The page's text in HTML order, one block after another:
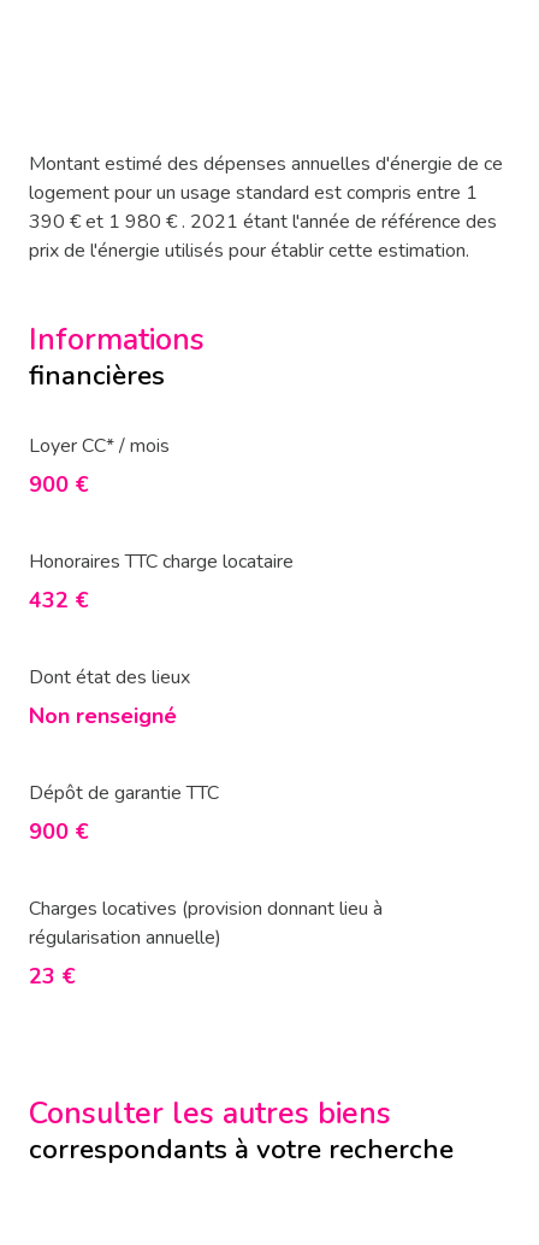
Montant estimé des dépenses annuelles d'énergie de ce
logement pour un usage standard est compris entre 1
390 € et 1 980 € . 2021 étant l'année de référence des
prix de l'énergie utilisés pour établir cette estimation.
Informations
financières
Loyer CC* / mois
900 €
Honoraires TTC charge locataire
432 €
Dont état des lieux
Non renseigné
Dépôt de garantie TTC
900 €
Charges locatives (provision donnant lieu à
régularisation annuelle)
23 €
Consulter les autres biens
correspondants à votre recherche